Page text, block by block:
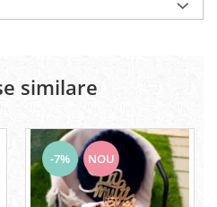
similare
-7% NOU